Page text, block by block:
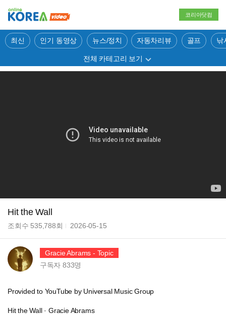
코리아닷컴
최신 인기 동영상 뉴스/정치 자동차리뷰 골프 낚
전체 카테고리 보기
Hit the Wall
조회수 535,788회 2026-05-15
Gracie Abrams - Topic
구독자833명
Provided to YouTube by Universal Music Group
Hit the Wall · Gracie Abrams